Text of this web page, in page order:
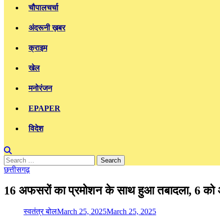
चौपालचर्चा
अंदरूनी ख़बर
क्राइम
खेल
मनोरंजन
EPAPER
विदेश
Search
for:
छत्तीसगढ़
16 अफसरों का प्रमोशन के साथ हुआ तबादला, 6 को
स्वतंत्र बोलMarch 25, 2025March 25, 2025